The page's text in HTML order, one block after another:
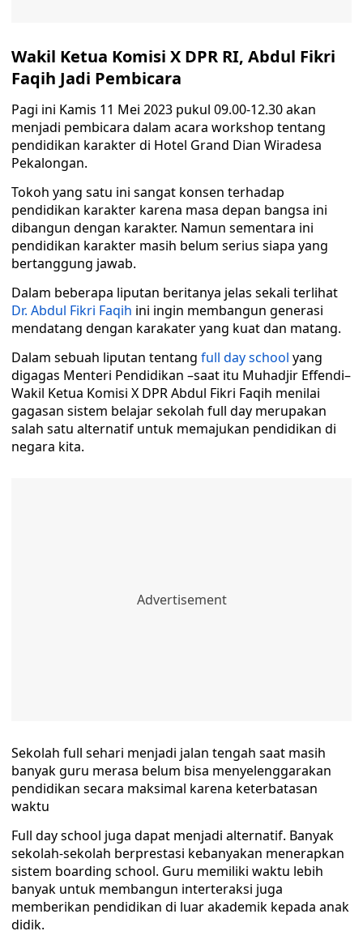
Wakil Ketua Komisi X DPR RI, Abdul Fikri
Faqih Jadi Pembicara
Pagi ini Kamis 11 Mei 2023 pukul 09.00-12.30 akan
menjadi pembicara dalam acara workshop tentang
pendidikan karakter di Hotel Grand Dian Wiradesa
Pekalongan.
Tokoh yang satu ini sangat konsen terhadap
pendidikan karakter karena masa depan bangsa ini
dibangun dengan karakter. Namun sementara ini
pendidikan karakter masih belum serius siapa yang
bertanggung jawab.
Dalam beberapa liputan beritanya jelas sekali terlihat
Dr. Abdul Fikri Faqih ini ingin membangun generasi
mendatang dengan karakater yang kuat dan matang.
Dalam sebuah liputan tentang full day school yang
digagas Menteri Pendidikan –saat itu Muhadjir Effendi–
Wakil Ketua Komisi X DPR Abdul Fikri Faqih menilai
gagasan sistem belajar sekolah full day merupakan
salah satu alternatif untuk memajukan pendidikan di
negara kita.
Sekolah full sehari menjadi jalan tengah saat masih
banyak guru merasa belum bisa menyelenggarakan
pendidikan secara maksimal karena keterbatasan
waktu
Full day school juga dapat menjadi alternatif. Banyak
sekolah-sekolah berprestasi kebanyakan menerapkan
sistem boarding school. Guru memiliki waktu lebih
banyak untuk membangun interteraksi juga
memberikan pendidikan di luar akademik kepada anak
didik.